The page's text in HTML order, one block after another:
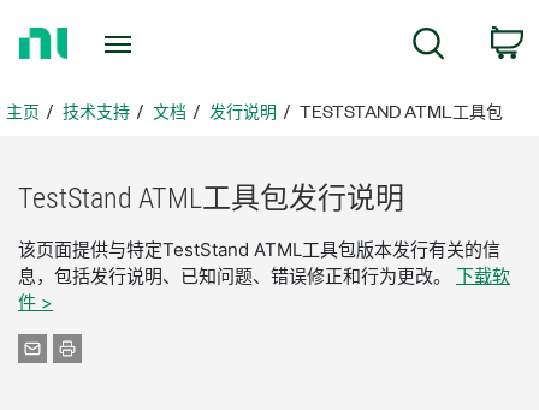
页主页 技术支持 文档 发行说明 TESTSTAND ATML工具包
TestStand ATML工具包发行说明
该页面提供与特定TestStand ATML工具包版本发行有关的信
息，包括发行说明、已知问题、错误修正和行为更改。 下载软
件 >